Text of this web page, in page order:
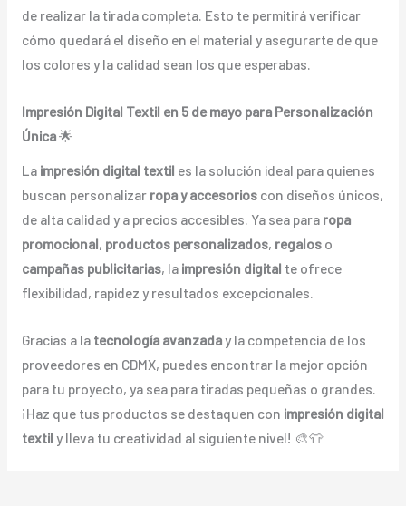
de realizar la tirada completa. Esto te permitirá verificar
cómo quedará el diseño en el material y asegurarte de que
los colores y la calidad sean los que esperabas.
Impresión Digital Textil en 5 de mayo para Personalización
Única🌟
La impresión digital textil es la solución ideal para quienes
buscan personalizar ropa y accesorioscon diseños únicos,
de alta calidad y a precios accesibles. Ya sea para ropa
promocional, productos personalizados, regaloso
campañas publicitarias, la impresión digital te ofrece
flexibilidad, rapidez y resultados excepcionales.
Gracias a la tecnología avanzaday la competencia de los
proveedores en CDMX, puedes encontrar la mejor opción
para tu proyecto, ya sea para tiradas pequeñas o grandes.
¡Haz que tus productos se destaquen con impresión digital
textil y lleva tu creatividad al siguiente nivel! 🎨👕